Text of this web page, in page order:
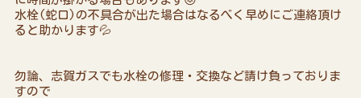
水栓(蛇口)の不具合が出た場合はなるべく早めにご連絡頂け
ると助かります💦
勿論、志賀ガスでも水栓の修理・交換など請け負っておりま
すので